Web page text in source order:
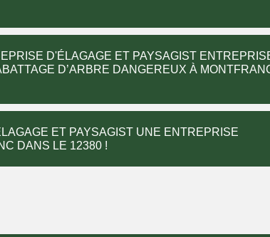
D'ÉLAGAGE ET PAYSAGIST
D’ARBRE DANGEREUX À
ET PAYSAGIST UNE ENTREPRISE
DANS LE 12380 !